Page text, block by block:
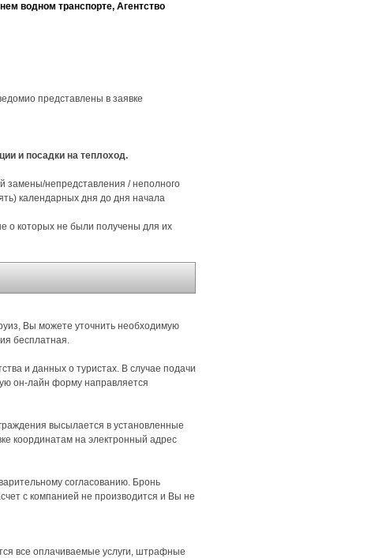
водном транспорте, Агентство
представлены в заявке
и посадки на теплоход.
замены/непредставления / неполного
календарных дня до дня начала
о которых не были получены для их
Вы можете уточнить необходимую
бесплатная.
и данных о туристах. В случае подачи
он-лайн форму направляется
высылается в установленные
координатам на электронный адрес
согласованию. Бронь
с компанией не производится и Вы не
все оплачиваемые услуги, штрафные